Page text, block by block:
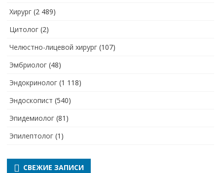
Хирург (2 489)
Цитолог (2)
Челюстно-лицевой хирург (107)
Эмбриолог (48)
Эндокринолог (1 118)
Эндоскопист (540)
Эпидемиолог (81)
Эпилептолог (1)
СВЕЖИЕ ЗАПИСИ